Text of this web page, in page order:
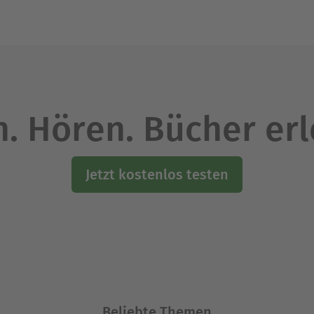
Hören. Bücher
Jetzt kostenlos testen